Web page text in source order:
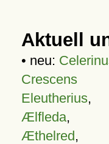
Aktuell
• neu:
Crescens
Eleutherius,
Ælfleda,
Æthelred,